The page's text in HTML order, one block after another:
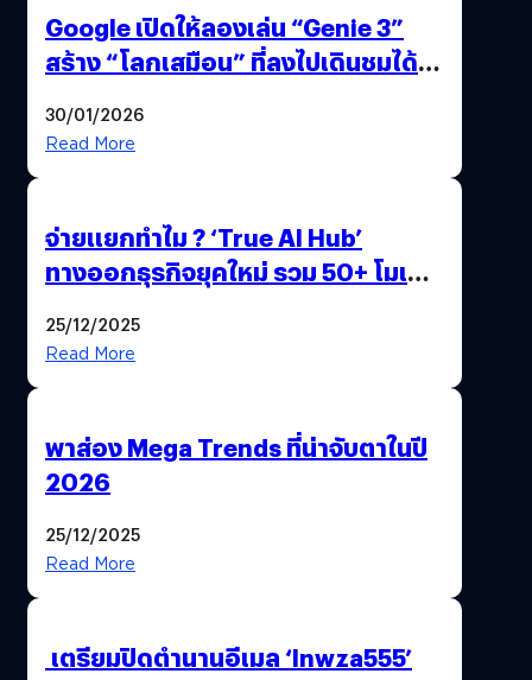
Google เปิดให้ลองเล่น “Genie 3”
สร้าง “โลกเสมือน” ที่ลงไปเดินชมได้
30/01/2026
Read More
จ่ายแยกทำไม ? ‘True AI Hub’
ทางออกธุรกิจยุคใหม่ รวม 50+ โมเดล
25/12/2025
Read More
พาส่อง Mega Trends ที่น่าจับตาในปี
2026
25/12/2025
Read More
เตรียมปิดตำนานอีเมล ‘lnwza555’